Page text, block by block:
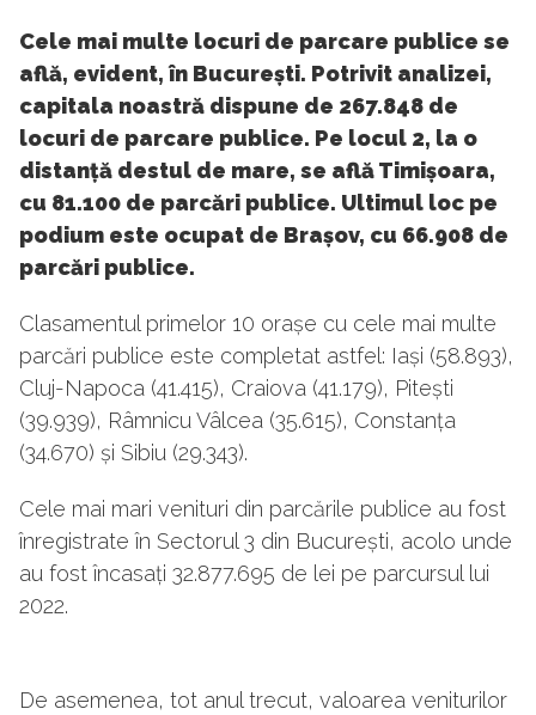
Cele mai multe locuri de parcare publice se
află, evident, în București. Potrivit analizei,
capitala noastră dispune de 267.848 de
locuri de parcare publice. Pe locul 2, la o
distanță destul de mare, se află Timișoara,
cu 81.100 de parcări publice. Ultimul loc pe
podium este ocupat de Brașov, cu 66.908 de
parcări publice.
Clasamentul primelor 10 orașe cu cele mai multe
parcări publice este completat astfel: Iași (58.893),
Cluj-Napoca (41.415), Craiova (41.179), Pitești
(39.939), Râmnicu Vâlcea (35.615), Constanța
(34.670) și Sibiu (29.343).
Cele mai mari venituri din parcările publice au fost
înregistrate în Sectorul 3 din București, acolo unde
au fost încasați 32.877.695 de lei pe parcursul lui
2022.
De asemenea, tot anul trecut, valoarea veniturilor